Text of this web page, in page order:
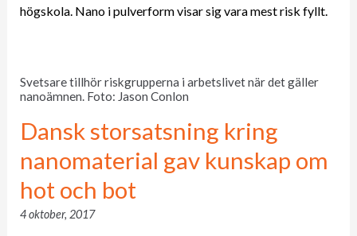
högskola. Nano i pulverform visar sig vara mest risk fyllt.
Svetsare tillhör riskgrupperna i arbetslivet när det gäller
nanoämnen. Foto: Jason Conlon
Dansk storsatsning kring
nanomaterial gav kunskap om
hot och bot
4 oktober, 2017